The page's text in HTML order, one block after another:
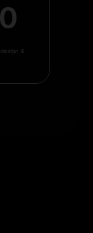
&